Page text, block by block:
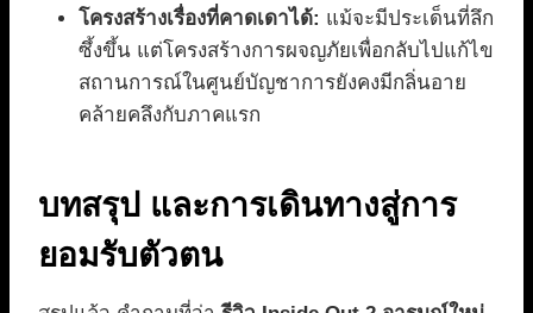
โครงสร้างเรื่องที่คาดเดาได้: แม้จะมีประเด็นที่ลึก
ซึ้งขึ้น แต่โครงสร้างการผจญภัยเพื่อกลับไปแก้ไข
สถานการณ์ในศูนย์บัญชาการยังคงมีกลิ่นอาย
คล้ายคลึงกับภาคแรก
บทสรุป และการเดินทางสู่การ
ยอมรับตัวตน